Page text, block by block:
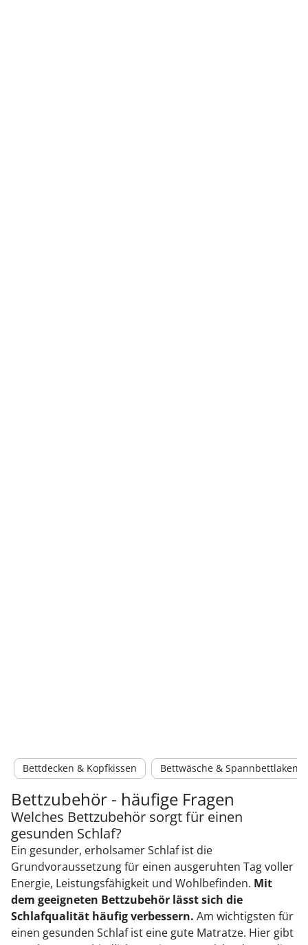
Bettdecken & Kopfkissen Bettwäsche & Spannbettlaken
Bettzubehör - häufige Fragen
Welches Bettzubehör sorgt für einen
gesunden Schlaf?
Ein gesunder, erholsamer Schlaf ist die
Grundvoraussetzung für einen ausgeruhten Tag voller
Energie, Leistungsfähigkeit und Wohlbefinden. Mit
dem geeigneten Bettzubehör lässt sich die
Schlafqualität häufig verbessern. Am wichtigsten für
einen gesunden Schlaf ist eine gute Matratze. Hier gibt